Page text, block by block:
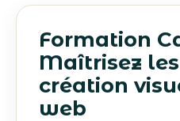
Formation
Maîtrisez
création
web